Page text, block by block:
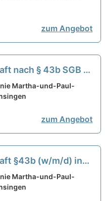
zum Angebot
nach § 43b SGB XI
(30-50%) -
Martha-und-Paul-
zum Angebot
§43b (w/m/d) in
- mitWIRken!
Martha-und-Paul-